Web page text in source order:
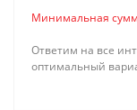
Минимальная
Ответим на все
оптимальный